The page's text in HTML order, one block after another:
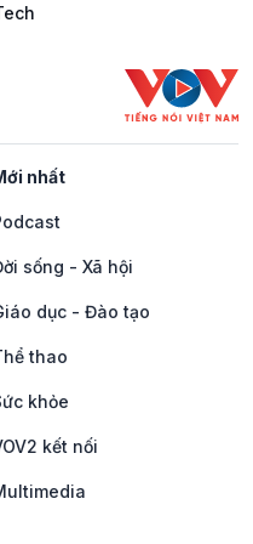
nhất
sống - Xã hội
dục - Đào tạo
thao
khỏe
kết nối